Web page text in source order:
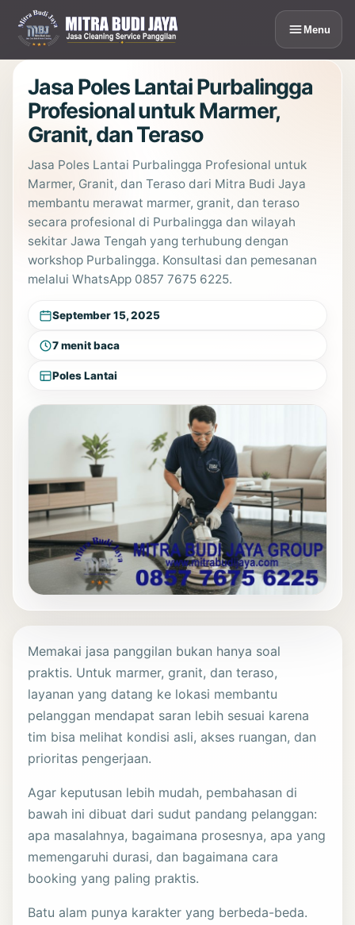
Lewati
Menu
Jasa Poles Lantai Purbalingga
Profesional untuk Marmer,
Granit, dan Teraso
Jasa Poles Lantai Purbalingga Profesional untuk
Marmer, Granit, dan Teraso dari Mitra Budi Jaya
membantu merawat marmer, granit, dan teraso
secara profesional di Purbalingga dan wilayah
sekitar Jawa Tengah yang terhubung dengan
workshop Purbalingga. Konsultasi dan pemesanan
melalui WhatsApp 0857 7675 6225.
September 15, 2025
7 menit baca
Poles Lantai
Memakai jasa panggilan bukan hanya soal
praktis. Untuk marmer, granit, dan teraso,
layanan yang datang ke lokasi membantu
pelanggan mendapat saran lebih sesuai karena
tim bisa melihat kondisi asli, akses ruangan, dan
prioritas pengerjaan.
Agar keputusan lebih mudah, pembahasan di
bawah ini dibuat dari sudut pandang pelanggan:
apa masalahnya, bagaimana prosesnya, apa yang
memengaruhi durasi, dan bagaimana cara
booking yang paling praktis.
Batu alam punya karakter yang berbeda-beda.